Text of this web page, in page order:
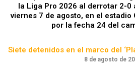
la Liga Pro 2026 al derrotar 2-0
viernes 7 de agosto, en el estadio
por la fecha 24 del
Siete detenidos en el marco del
8 de agosto de